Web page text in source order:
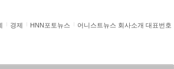
경제 HNN포토뉴스 어니스트뉴스 회사소개 대표번호